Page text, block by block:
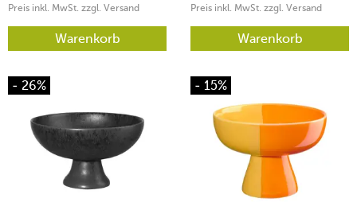
Preis inkl. MwSt. zzgl. Versand
Warenkorb
Preis inkl. MwSt. zzgl. Versand
Warenkorb
- 26% - 15%